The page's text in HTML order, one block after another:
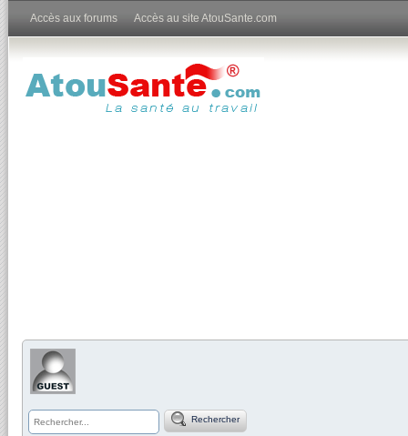
Accès aux forums Accès au site AtouSante.com
Rechercher